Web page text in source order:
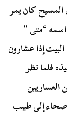
المسيح كان يمر
“متى ”
إذا عشارون
فلما نظر
العساريين
إلى طبيب